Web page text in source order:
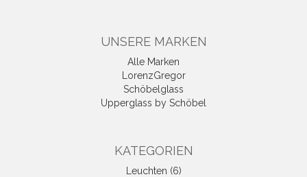
UNSERE MARKEN
Alle Marken
LorenzGregor
Schöbelglass
Upperglass by Schöbel
KATEGORIEN
Leuchten (6)